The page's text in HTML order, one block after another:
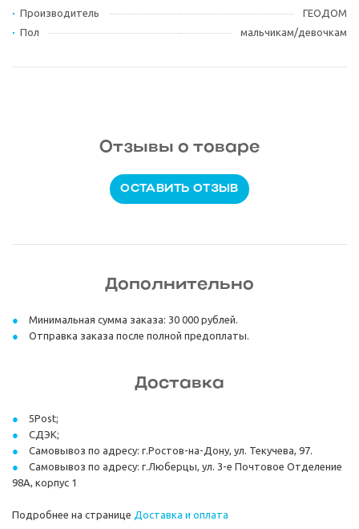
Производитель
ГЕОДОМ
Пол
мальчикам/девочкам
Отзывы о товаре
ОСТАВИТЬ ОТЗЫВ
Дополнительно
Минимальная сумма заказа: 30 000 рублей.
Отправка заказа после полной предоплаты.
Доставка
5Post;
СДЭК;
Самовывоз по адресу: г.Ростов-на-Дону, ул. Текучева, 97.
Самовывоз по адресу: г.Люберцы, ул. 3-е Почтовое Отделение
98А, корпус 1
Подробнее на странице Доставка и оплата